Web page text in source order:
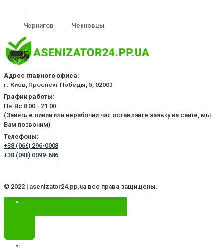
Чернигов Черновцы
Адрес главного офиса:
г. Киев, Проспект Победы, 5, 02000
График работы:
Пн-Вс 8:00 - 21:00
(Занятые линии или нерабочий час оставляйте заявку на сайте, мы
Вам позвоним)
Телефоны:
+38 (066) 296-0008
+38 (098) 0099-686
© 2022 | asenizator24.pp.ua все права защищены.